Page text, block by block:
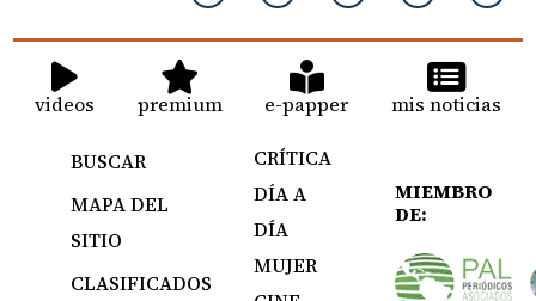
videos premium e-papper mis noticias
BUSCAR
MAPA DEL
SITIO
CLASIFICADOS
CRÍTICA
DÍA A
DÍA
MUJER
MIEMBRO
DE: